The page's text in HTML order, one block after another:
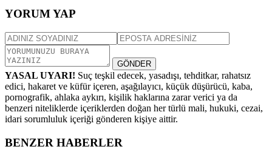
YORUM YAP
GÖNDER
YASAL UYARI! Suç teşkil edecek, yasadışı, tehditkar, rahatsız
edici, hakaret ve küfür içeren, aşağılayıcı, küçük düşürücü, kaba,
pornografik, ahlaka aykırı, kişilik haklarına zarar verici ya da
benzeri niteliklerde içeriklerden doğan her türlü mali, hukuki, cezai,
idari sorumluluk içeriği gönderen kişiye aittir.
BENZER HABERLER